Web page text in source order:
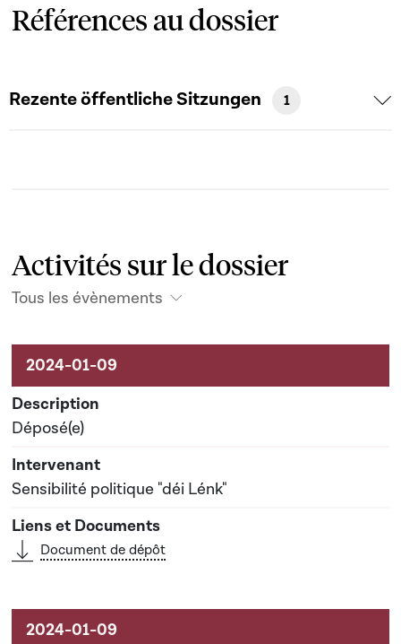
Références au dossier
Rezente öffentliche Sitzungen 1
Activités sur le dossier
Tous les évènements
Activités sur le dossier
Déposé(e)
Sensibilité politique "déi Lénk"
Document de dépôt